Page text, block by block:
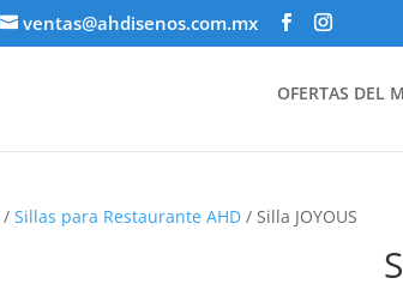
ventas@ahdisenos.com.mx
OFERTAS DEL
/Sillas para Restaurante AHD / Silla JOYOUS